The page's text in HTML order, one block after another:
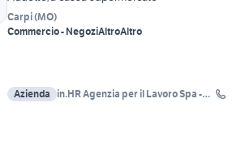
Carpi(MO)
Commercio - NegoziAltroAltro
Azienda
in.HR Agenzia per il Lavoro Spa -